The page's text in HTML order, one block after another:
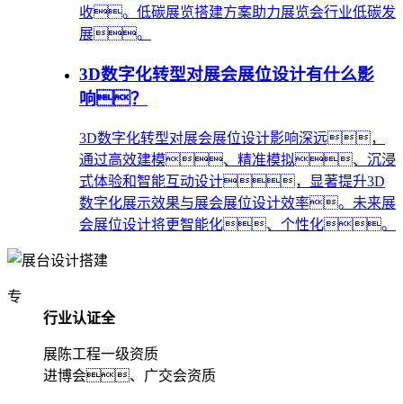
收。低碳展览搭建方案助力展览会行业低碳发
展。
3D数字化转型对展会展位设计有什么影
响？
3D数字化转型对展会展位设计影响深远，
通过高效建模、精准模拟、沉浸
式体验和智能互动设计，显著提升3D
数字化展示效果与展会展位设计效率。未来展
会展位设计将更智能化、个性化。
专
行业认证全
展陈工程一级资质
进博会、广交会资质